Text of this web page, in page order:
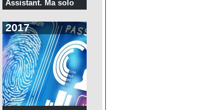
Assistant. Ma solo
per tre...
2017